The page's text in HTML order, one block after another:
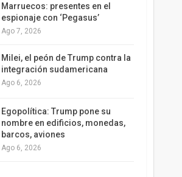
Marruecos: presentes en el
espionaje con ‘Pegasus’
Ago 7, 2026
Milei, el peón de Trump contra la
integración sudamericana
Ago 6, 2026
Egopolítica: Trump pone su
nombre en edificios, monedas,
barcos, aviones
Ago 6, 2026